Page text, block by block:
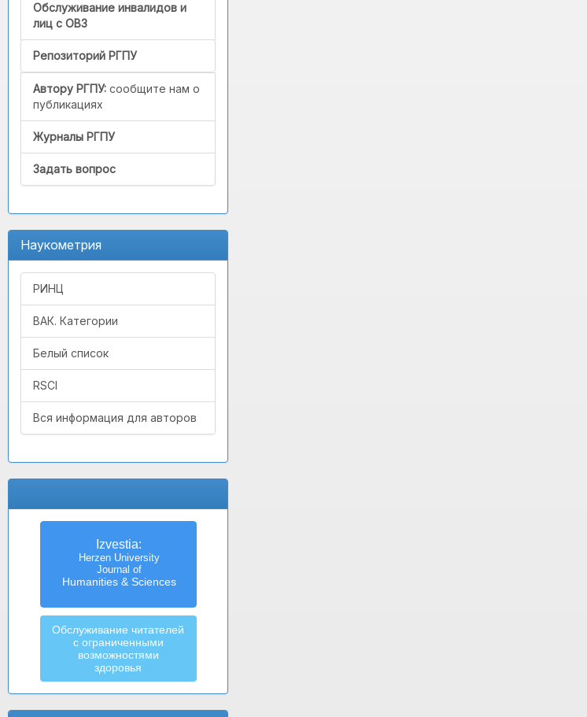
Обслуживание инвалидов и
лиц с ОВЗ
Репозиторий РГПУ
Автору РГПУ: сообщите нам о
публикациях
Журналы РГПУ
Задать вопрос
Наукометрия
РИНЦ
ВАК. Категории
Белый список
RSCI
Вся информация для авторов
Известия
Российского государственного
педагогического университета
им. А.И. Герцена
Izvestia:
Herzen University
Journal of
Humanities & Sciences
Обслуживание читателей
с ограниченными
возможностями
здоровья